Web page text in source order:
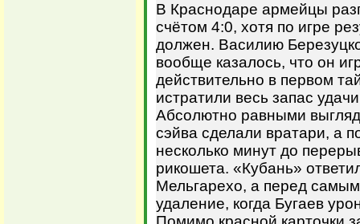
В Краснодаре армейцы
счётом 4:0, хотя по игре
должен. Василию
вообще казалось, что он
действительно в первом
истратили весь запас
Абсолютно равными
сэйва сделали вратари, а
несколько минут до
рикошета. «Кубань»
Мельгарехо, а перед
удаление, когда Бугаев